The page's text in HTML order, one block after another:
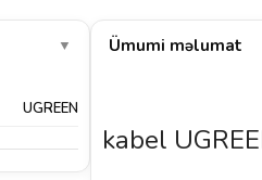
▼
UGREEN
Ümumi məlumat
kabel